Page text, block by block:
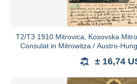
T2/T3 1910 Mitrovica, Kosovska
Consulat in Mitrowitza / Austro-
± 16,74